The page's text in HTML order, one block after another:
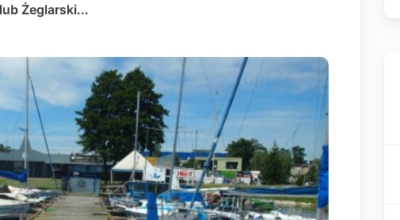
Żeglarski...